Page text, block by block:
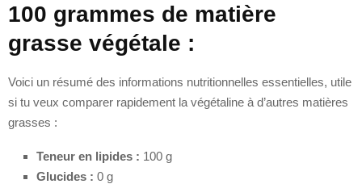
100 grammes de matière
grasse végétale :
Voici un résumé des informations nutritionnelles essentielles, utile
si tu veux comparer rapidement la végétaline à d’autres matières
grasses :
Teneur en lipides : 100 g
Glucides : 0 g